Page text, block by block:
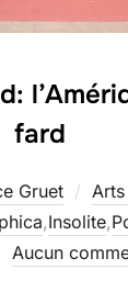
fard
Gruet
Arts
,Insolite,
Aucun